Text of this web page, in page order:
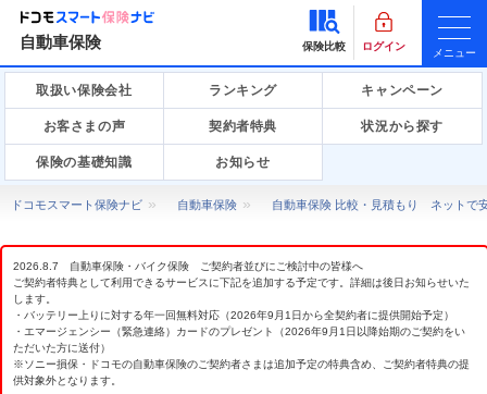
自動車保険 保険比較 ログイン
メニュー
取扱い保険会社 ランキング キャンペーン
お客さまの声 契約者特典 状況から探す
保険の基礎知識 お知らせ
ドコモスマート保険ナビ 自動車保険 自動車保険 比較・見積もり ネットで
2026.8.7 自動車保険・バイク保険 ご契約者並びにご検討中の皆様へ
ご契約者特典として利用できるサービスに下記を追加する予定です。詳細は後日お知らせいた
します。
・バッテリー上りに対する年一回無料対応（2026年9月1日から全契約者に提供開始予定）
・エマージェンシー（緊急連絡）カードのプレゼント（2026年9月1日以降始期のご契約をい
ただいた方に送付）
※ソニー損保・ドコモの自動車保険のご契約者さまは追加予定の特典含め、ご契約者特典の提
供対象外となります。